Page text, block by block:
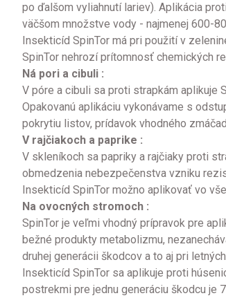
po ďalšom vyliahnutí lariev). Aplikácia
väčšom množstve vody - najmenej 600-
Insekticíd SpinTor má pri použití v
SpinTor nehrozí prítomnosť chemických
Ná pori a cibuli :
V póre a cibuli sa proti strapkám aplikuje
Opakovanú aplikáciu vykonávame s
pokrytiu listov, prídavok vhodného
V rajčiakoch a paprike :
V skleníkoch sa papriky a rajčiaky proti
obmedzenia nebezpečenstva vzniku
Insekticíd SpinTor možno aplikovať vo
Na ovocných stromoch :
SpinTor je veľmi vhodný prípravok pre
bežné produkty metabolizmu,
druhej generácii škodcov a to aj pri
Insekticíd SpinTor sa aplikuje proti
postrekmi pre jednu generáciu škodcu je